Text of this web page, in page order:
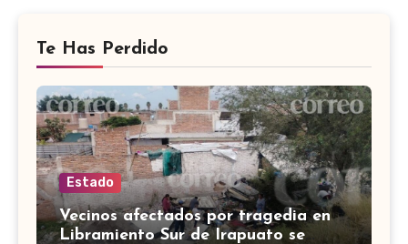
Te Has Perdido
Estado
Vecinos afectados por tragedia en
Libramiento Sur de Irapuato se